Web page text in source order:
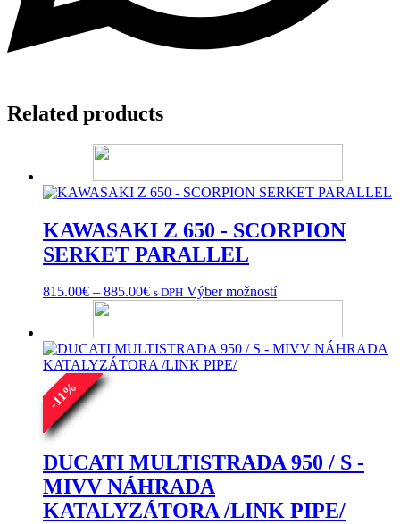
Related products
KAWASAKI Z 650 - SCORPION
SERKET PARALLEL
815.00€ – 885.00€Price
through
885.00€
s DPH Výber možnostíTento
viacero
variantov.
stránke
produktu.
-
11
%
DUCATI MULTISTRADA 950 / S -
MIVV NÁHRADA
KATALYZÁTORA /LINK PIPE/